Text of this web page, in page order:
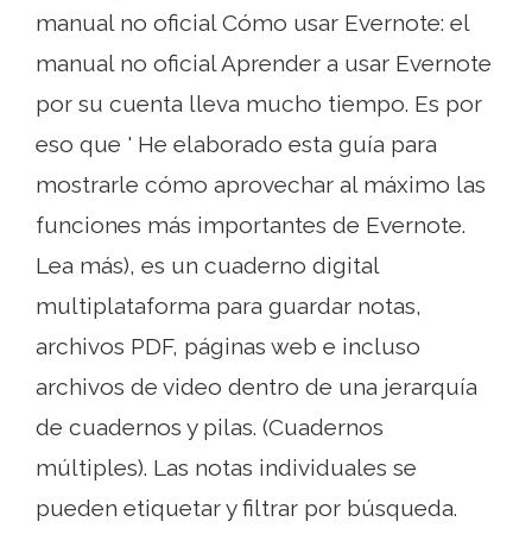
manual no oficial Cómo usar Evernote: el
manual no oficial Aprender a usar Evernote
por su cuenta lleva mucho tiempo. Es por
eso que ' He elaborado esta guía para
mostrarle cómo aprovechar al máximo las
funciones más importantes de Evernote.
Lea más), es un cuaderno digital
multiplataforma para guardar notas,
archivos PDF, páginas web e incluso
archivos de video dentro de una jerarquía
de cuadernos y pilas. (Cuadernos
múltiples). Las notas individuales se
pueden etiquetar y filtrar por búsqueda.